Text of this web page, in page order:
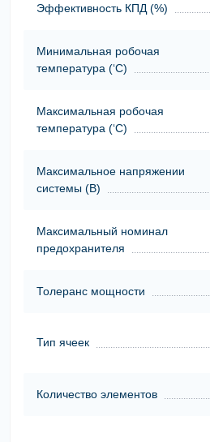
Эффективность КПД (%)
Минимальная робочая
температура (‘С)
Максимальная робочая
температура (‘С)
Максимальное напряжении
системы (В)
Максимальный номинал
предохранителя
Толеранс мощности
Тип ячеек
Количество элементов